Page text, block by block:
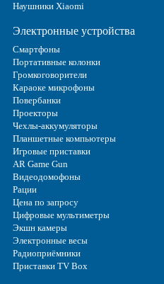
Наушники Xiaomi
Электронные устройства
Смартфоны
Портативные колонки
Громкоговорители
Караоке микрофоны
Повербанки
Проекторы
Чехлы-аккумуляторы
Планшетные компьютеры
Игровые приставки
AR Game Gun
Видеодомофоны
Рации
Цена по запросу
Цифровые мультиметры
Экшн камеры
Электронные весы
Радиоприёмники
Приставки TV Box